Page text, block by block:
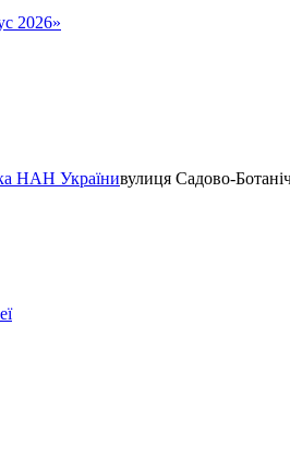
2026»
НАН Українивулиця Садово-